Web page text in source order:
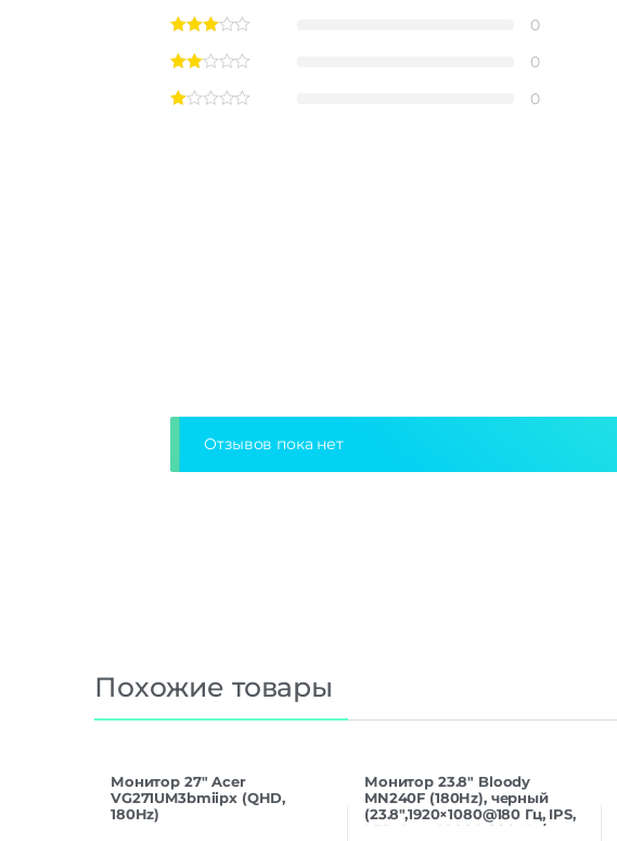
0
0
0
Отзывов пока нет
Похожие товары
Монитор 27″ Acer
VG271UM3bmiipx (QHD,
180Hz)
Монитор 23.8″ Bloody
MN240F (180Hz), черный
(23.8″,1920×1080@180 Гц, IPS,
LED, 1 мс, 1000:1, 280 Кд/